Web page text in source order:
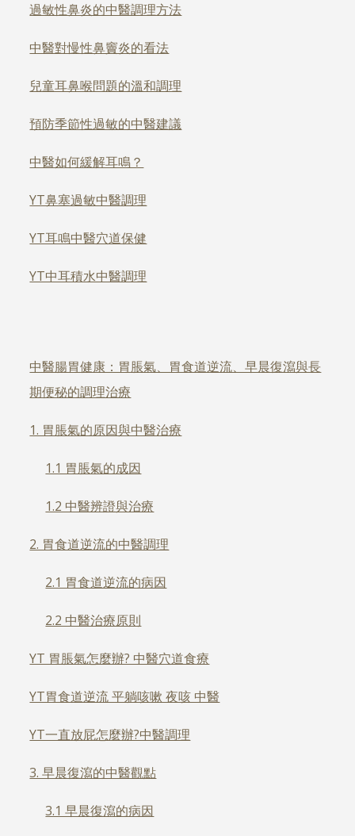
過敏性鼻炎的中醫調理方法
中醫對慢性鼻竇炎的看法
兒童耳鼻喉問題的溫和調理
預防季節性過敏的中醫建議
中醫如何緩解耳鳴？
YT鼻塞過敏中醫調理
YT耳鳴中醫穴道保健
YT中耳積水中醫調理
中醫腸胃健康：胃脹氣、胃食道逆流、早晨復瀉與長
期便秘的調理治療
1. 胃脹氣的原因與中醫治療
1.1 胃脹氣的成因
1.2 中醫辨證與治療
2. 胃食道逆流的中醫調理
2.1 胃食道逆流的病因
2.2 中醫治療原則
YT 胃脹氣怎麼辦? 中醫穴道食療
YT胃食道逆流 平躺咳嗽 夜咳 中醫
YT一直放屁怎麼辦?中醫調理
3. 早晨復瀉的中醫觀點
3.1 早晨復瀉的病因